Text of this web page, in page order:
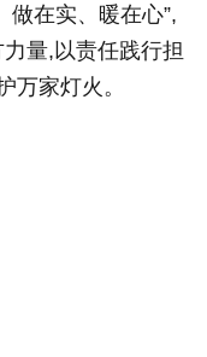
做在实、暖在心”,
量,以责任践行担
万家灯火。